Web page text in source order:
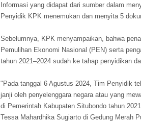
Informasi yang didapat dari sumber dalam
Penyidik KPK menemukan dan menyita 5
Sebelumnya, KPK menyampaikan, bahwa
Pemulihan Ekonomi Nasional (PEN) serta
tahun 2021–2024 sudah ke tahap penyidikan
"Pada tanggal 6 Agustus 2024, Tim Penyidik
janji oleh penyelenggara negara atau yang
di Pemerintah Kabupaten Situbondo tahun
Tessa Mahardhika Sugiarto di Gedung Merah